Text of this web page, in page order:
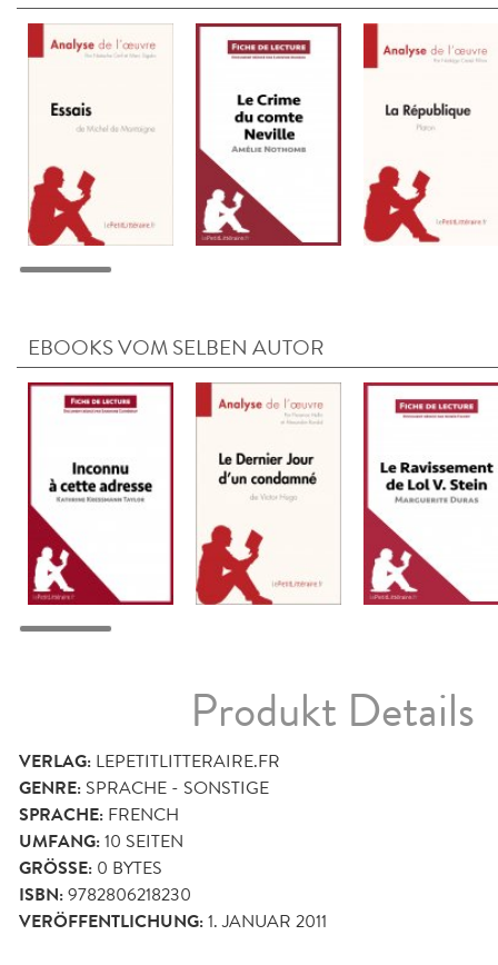
EBOOKS VOM SELBEN AUTOR
Produkt Details
VERLAG: LEPETITLITTERAIRE.FR
GENRE: SPRACHE - SONSTIGE
SPRACHE: FRENCH
UMFANG:10 SEITEN
GRÖSSE: 0 BYTES
ISBN:9782806218230
VERÖFFENTLICHUNG:1. JANUAR 2011